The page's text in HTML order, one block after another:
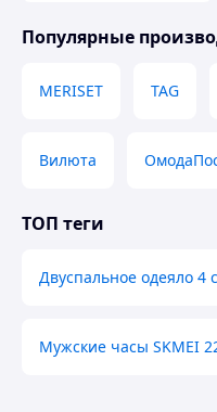
Популярные
MERISET TAG
Вилюта
ТОП теги
Двуспальное одеяло 4
Мужские часы SKMEI